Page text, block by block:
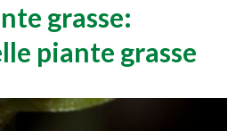
grasse:
piante grasse